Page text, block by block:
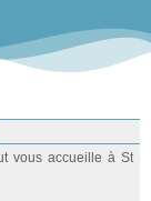
vous accueille à St